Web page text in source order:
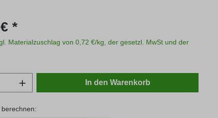
*
Materialzuschlag von 0,72 €/kg, der gesetzl. MwSt und der
Gib den gewünschten Wert ein
In den Warenkorb